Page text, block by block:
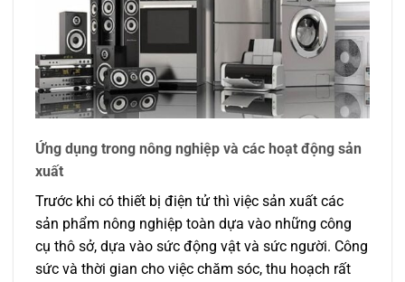
Ứng dụng trong nông nghiệp và các hoạt động sản
xuất
Trước khi có thiết bị điện tử thì việc sản xuất các
sản phẩm nông nghiệp toàn dựa vào những công
cụ thô sở, dựa vào sức động vật và sức người. Công
sức và thời gian cho việc chăm sóc, thu hoạch rất